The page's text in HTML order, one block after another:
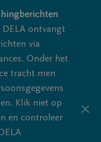
DELA ontvangt
via
Onder het
tracht men
Klik niet op
en controleer